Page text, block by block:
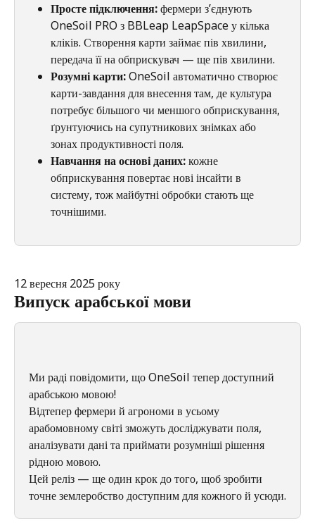
Просте підключення: фермери з’єднують
OneSoil PRO з BBLeap LeapSpace у кілька
кліків. Створення карти займає пів хвилини,
передача її на обприскувач — ще пів хвилини.
Розумні карти: OneSoil автоматично створює
карти-завдання для внесення там, де культура
потребує більшого чи меншого обприскування,
ґрунтуючись на супутникових знімках або
зонах продуктивності поля.
Навчання на основі даних: кожне
обприскування повертає нові інсайти в
систему, тож майбутні обробки стають ще
точнішими.
12 вересня 2025 року
Випуск арабської мови
Ми раді повідомити, що OneSoil тепер доступний
арабською мовою!
Відтепер фермери й агрономи в усьому
арабомовному світі зможуть досліджувати поля,
аналізувати дані та приймати розумніші рішення
рідною мовою.
Цей реліз — ще один крок до того, щоб зробити
точне землеробство доступним для кожного й усюди.